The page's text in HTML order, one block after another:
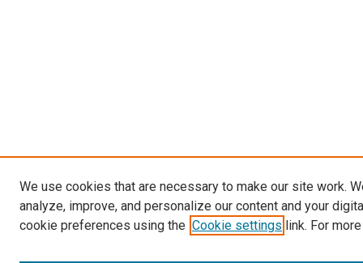
We use cookies that are necessary to make our site work.
analyze, improve, and personalize our content and your
cookie preferences using the Cookie settings link. For